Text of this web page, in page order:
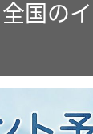
国の